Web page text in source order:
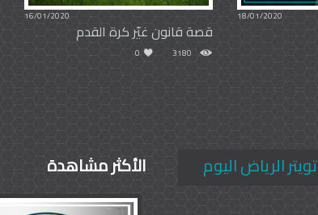
18/01/2020
16/01/2020
قصة قانون غيّر كرة القدم
3180
0
تويتر الرياض اليوم الأكثر مشاهدة